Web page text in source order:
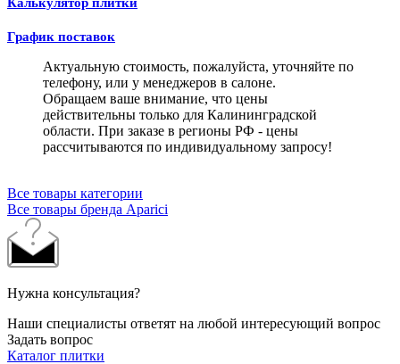
График поставок
Актуальную стоимость, пожалуйста, уточняйте по
телефону, или у менеджеров в салоне.
Обращаем ваше внимание, что цены
действительны только для Калининградской
области. При заказе в регионы РФ - цены
рассчитываются по индивидуальному запросу!
Все товары категории
Все товары бренда Aparici
Нужна консультация?
Наши специалисты ответят на любой интересующий вопрос
Задать вопрос
Каталог плитки